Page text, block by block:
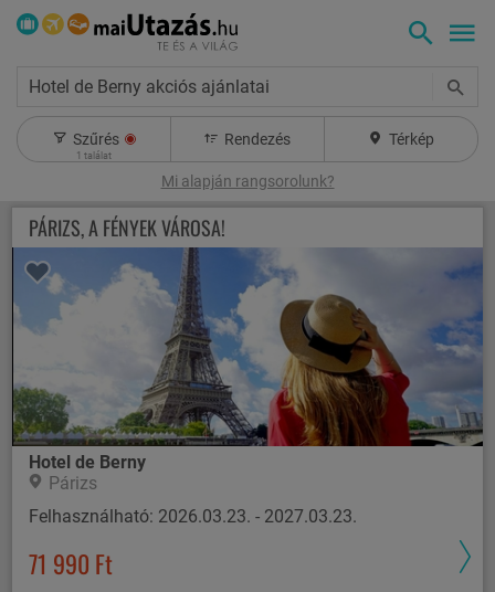
Hotel de Berny akciós ajánlatai
Szűrés
1 találat
Rendezés Térkép
Mi alapján rangsorolunk?
PÁRIZS, A FÉNYEK VÁROSA!
Hotel de Berny
Párizs
Felhasználható: 2026.03.23. - 2027.03.23.
71 990 Ft